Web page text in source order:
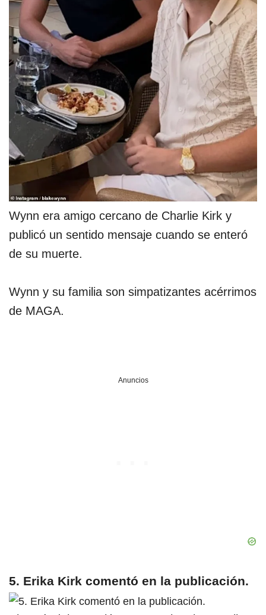
Wynn era amigo cercano de Charlie Kirk y
publicó un sentido mensaje cuando se enteró
de su muerte.
Wynn y su familia son simpatizantes acérrimos
de MAGA.
Anuncios
5. Erika Kirk comentó en la publicación.